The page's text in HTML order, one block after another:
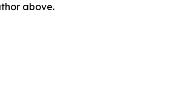
above.